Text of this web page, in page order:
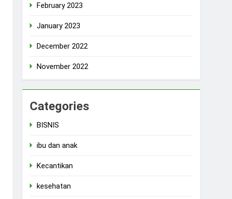
February 2023
January 2023
December 2022
November 2022
Categories
BISNIS
ibu dan anak
Kecantikan
kesehatan